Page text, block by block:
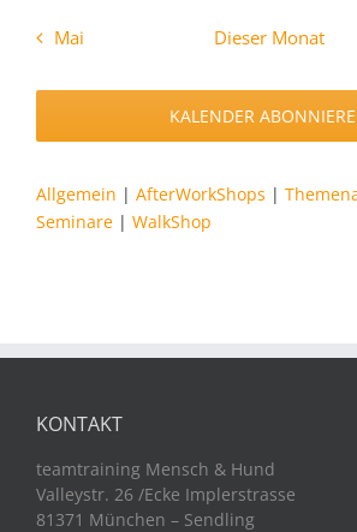
Mai Dieser Monat
KALENDER
Allgemein | AfterWorkShops |
Seminare | WalkShop
KONTAKT
teamtraining Mensch & Hund
Valleystr. 26 /Ecke Implerstrasse
81371 München – Sendling